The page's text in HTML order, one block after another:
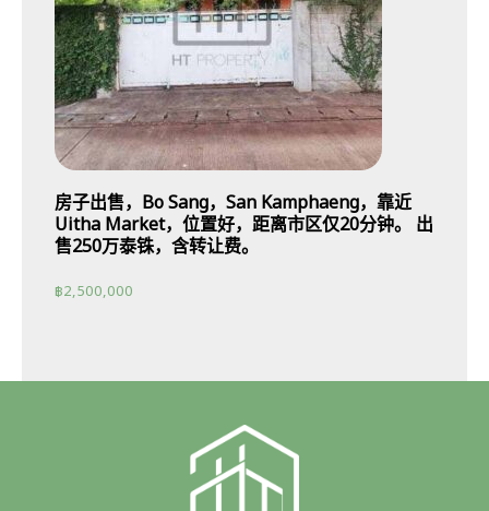
房子出售，Bo Sang，San Kamphaeng，靠近
Uitha Market，位置好，距离市区仅20分钟。 出
售250万泰铢，含转让费。
฿2,500,000